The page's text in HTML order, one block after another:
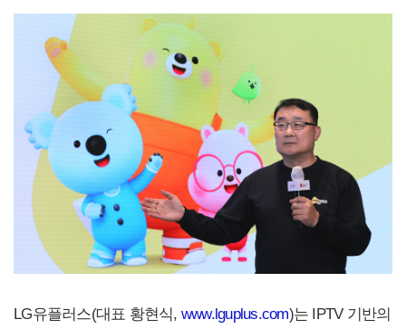
LG유플러스(대표 황현식, www.lguplus.com)는 IPTV 기반의